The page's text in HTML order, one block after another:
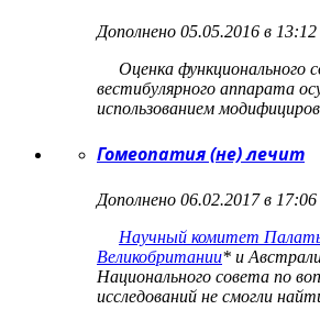
Дополнено 05.05.2016 в 13:12
Оценка функционального
вестибулярного аппарата
использованием
Гомеопатия (не) лечит
Дополнено 06.02.2017 в 17:06
Научный комитет
Великобритании* и
Национального совета по
исследований не смогли